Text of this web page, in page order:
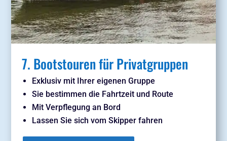
7. Bootstouren für Privatgruppen
Exklusiv mit Ihrer eigenen Gruppe
Sie bestimmen die Fahrtzeit und Route
Mit Verpflegung an Bord
Lassen Sie sich vom Skipper fahren